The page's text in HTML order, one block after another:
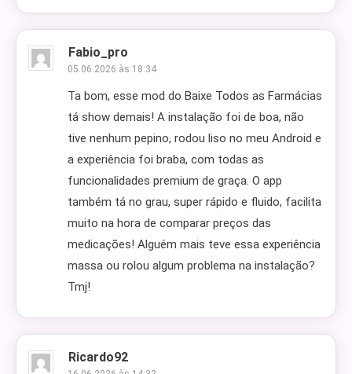
Fabio_pro
05.06.2026 às 18:34
Ta bom, esse mod do Baixe Todos as Farmácias
tá show demais! A instalação foi de boa, não
tive nenhum pepino, rodou liso no meu Android e
a experiência foi braba, com todas as
funcionalidades premium de graça. O app
também tá no grau, super rápido e fluido, facilita
muito na hora de comparar preços das
medicações! Alguém mais teve essa experiência
massa ou rolou algum problema na instalação?
Tmj!
Ricardo92